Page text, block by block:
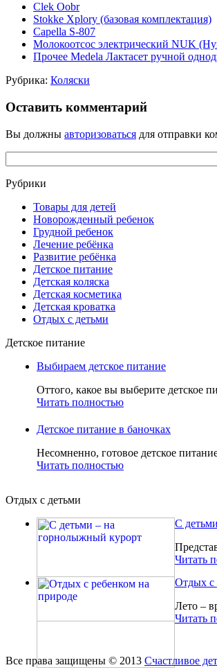
Clek Oobr
Stokke Xplory (базовая комплектация)
Capella S-807
Молокоотсос электрический NUK
Прочее Medela Лактасет ручной
Рубрика: Коляски
Оставить комментарий
Вы должны авторизоваться для отправки
Рубрики
Товары для детей
Новорожденный ребенок
Грудной ребенок
Лечение ребёнка
Развитие ребёнка
Детское питание
Детская коляска
Детская косметика
Детская кроватка
Отдых с детьми
Детское питание
Выбираем детское питание
Оттого, какое вы выберите детское
Читать полностью
Детское питание в баночках
Несомненно, готовое детское
Читать полностью
Отдых с детьми
С
Читать
Отдых с
Лето –
Читать
Все права защищены © 2013 Счастливое